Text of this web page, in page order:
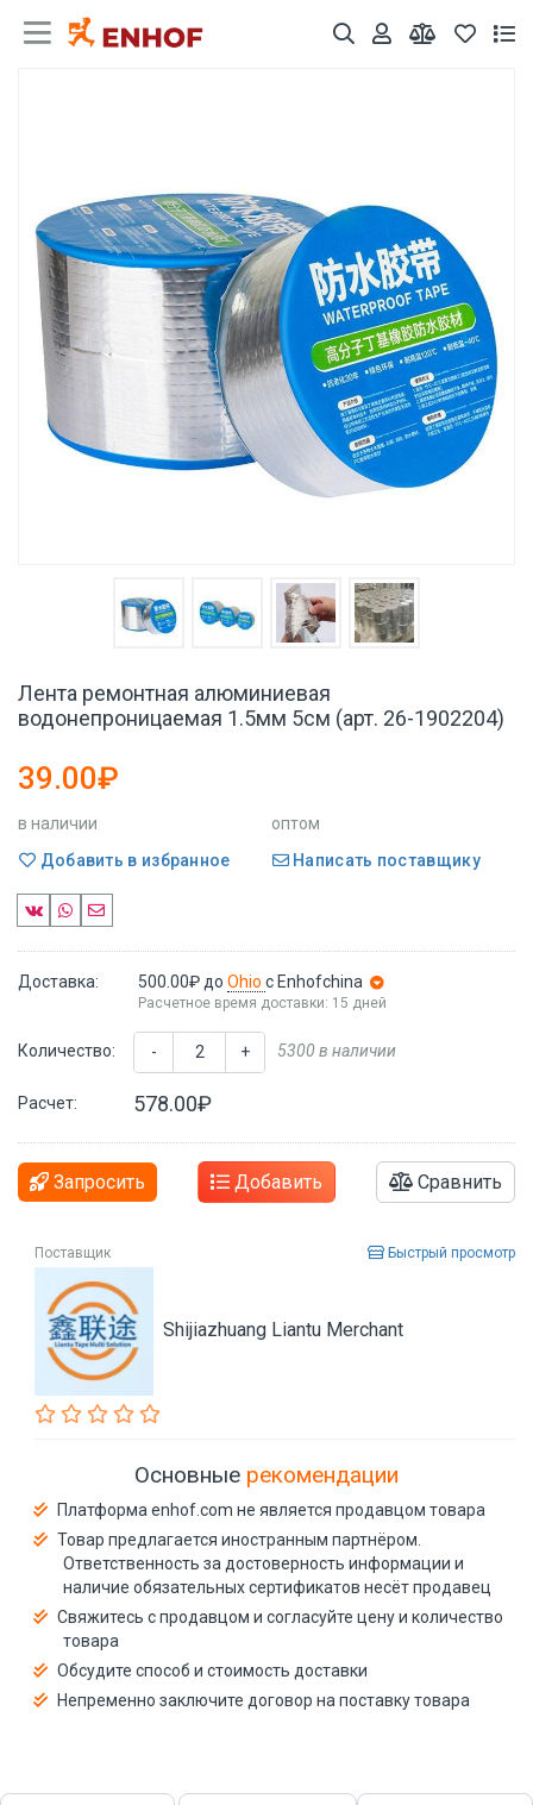
Лента ремонтная алюминиевая
водонепроницаемая 1.5мм 5см (арт. 26-1902204)
39.00₽
в наличии
оптом
Добавить в избранное
Написать поставщику
Доставка: 500.00₽ до Ohio с Enhofchina
Расчетное время доставки: 15 дней
Количество: - + 5300 в наличии
Расчет: 578.00₽
Запросить Добавить Сравнить
Поставщик Быстрый просмотр
Shijiazhuang Liantu Merchant
Основные рекомендации
Платформа enhof.com не является продавцом товара
Товар предлагается иностранным партнёром.
Ответственность за достоверность информации и
наличие обязательных сертификатов несёт продавец
Свяжитесь с продавцом и согласуйте цену и количество
товара
Обсудите способ и стоимость доставки
Непременно заключите договор на поставку товара